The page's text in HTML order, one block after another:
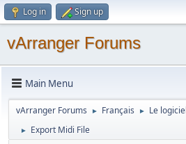
Log in Sign up
vArranger Forums
Main Menu
vArranger Forums ► Français ► Le
► Export Midi File